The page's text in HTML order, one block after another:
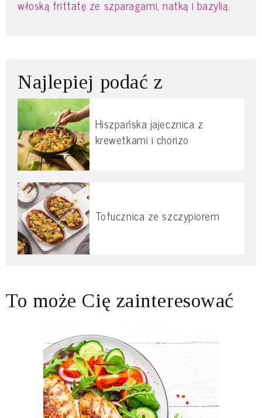
włoską frittatę ze szparagami, natką i bazylią.
Najlepiej podać z
Hiszpańska jajecznica z
krewetkami i chorizo
Tofucznica ze szczypiorem
To może Cię zainteresować